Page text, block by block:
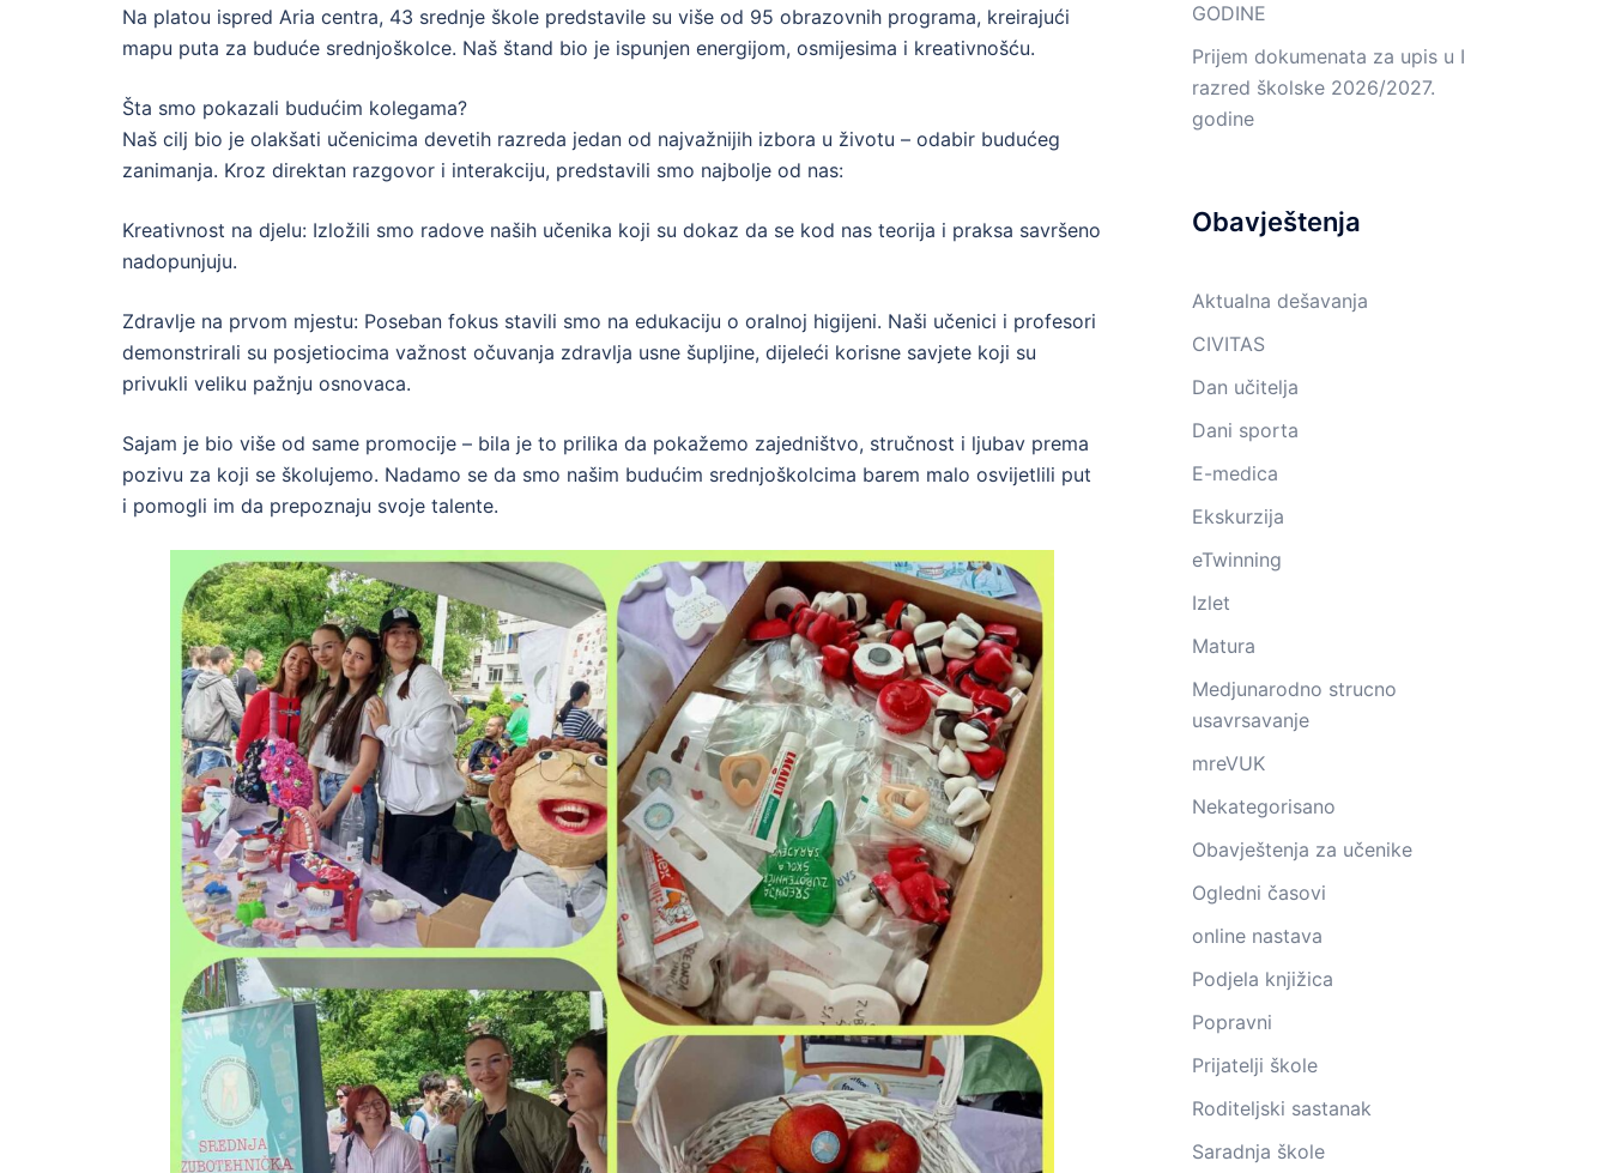
Na platou ispred Aria centra, 43 srednje škole predstavile su više od 95 obrazovnih programa, kreirajući
mapu puta za buduće srednjoškolce. Naš štand bio je ispunjen energijom, osmijesima i kreativnošću.
Šta smo pokazali budućim kolegama?
Naš cilj bio je olakšati učenicima devetih razreda jedan od najvažnijih izbora u životu – odabir budućeg
zanimanja. Kroz direktan razgovor i interakciju, predstavili smo najbolje od nas:
Kreativnost na djelu: Izložili smo radove naših učenika koji su dokaz da se kod nas teorija i praksa savršeno
nadopunjuju.
Zdravlje na prvom mjestu: Poseban fokus stavili smo na edukaciju o oralnoj higijeni. Naši učenici i profesori
demonstrirali su posjetiocima važnost očuvanja zdravlja usne šupljine, dijeleći korisne savjete koji su
privukli veliku pažnju osnovaca.
Sajam je bio više od same promocije – bila je to prilika da pokažemo zajedništvo, stručnost i ljubav prema
pozivu za koji se školujemo. Nadamo se da smo našim budućim srednjoškolcima barem malo osvijetlili put
i pomogli im da prepoznaju svoje talente.
GODINE
Prijem dokumenata za upis u I
razred školske 2026/2027.
godine
Obavještenja
Aktualna dešavanja
CIVITAS
Dan učitelja
Dani sporta
E-medica
Ekskurzija
eTwinning
Izlet
Matura
Medjunarodno strucno
usavrsavanje
mreVUK
Nekategorisano
Obavještenja za učenike
Ogledni časovi
online nastava
Podjela knjižica
Popravni
Prijatelji škole
Roditeljski sastanak
Saradnja škole